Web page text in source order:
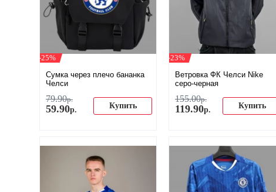
-25%
Сумка через плечо бананка
Челси
79.90р.
59.90р. Купить
-23%
Ветровка ФК Челси Nike
серо-черная
155.00р.
119.90р. Купить